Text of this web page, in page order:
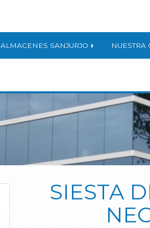
ALMACENES SANJURJO NUESTRA
SIESTA